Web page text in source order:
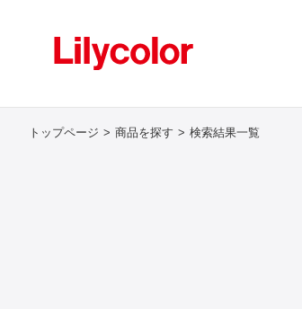
トップページ 商品を探す 検索結果一覧